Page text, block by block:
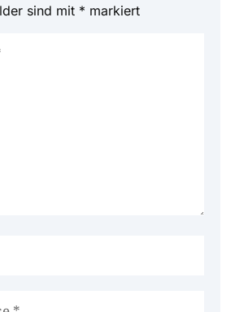
sind mit * markiert